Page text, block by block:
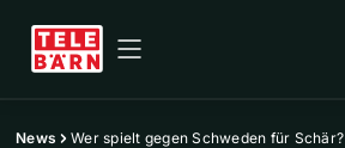
News Wer spielt gegen Schweden für Schär?